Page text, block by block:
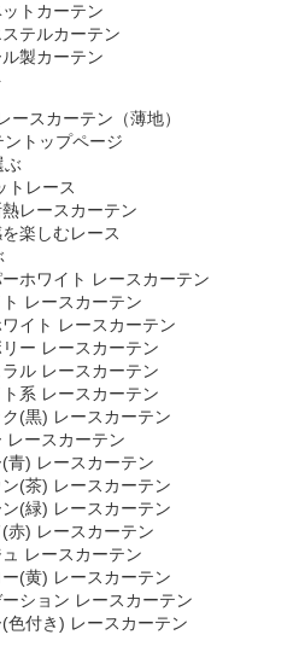
トカーテン
テルカーテン
製カーテン
ースカーテン（薄地）
ントップページ
ぶ
トレース
レースカーテン
楽しむレース
ホワイト レースカーテン
レースカーテン
イト レースカーテン
ー レースカーテン
ル レースカーテン
系 レースカーテン
(黒) レースカーテン
レースカーテン
青) レースカーテン
(茶) レースカーテン
(緑) レースカーテン
(赤) レースカーテン
レースカーテン
(黄) レースカーテン
ション レースカーテン
色付き) レースカーテン